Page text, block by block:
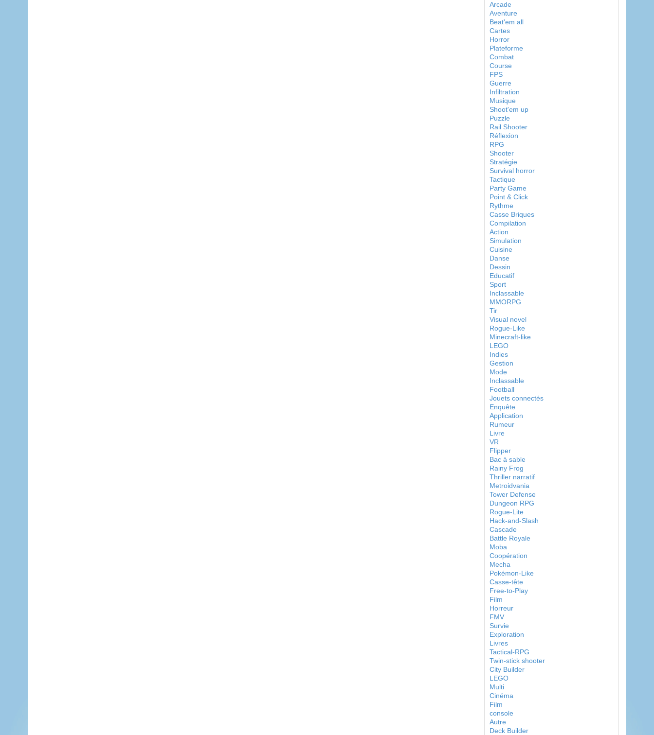
Arcade
Aventure
Beat'em all
Cartes
Horror
Plateforme
Combat
Course
FPS
Guerre
Infiltration
Musique
Shoot'em up
Puzzle
Rail Shooter
Réflexion
RPG
Shooter
Stratégie
Survival horror
Tactique
Party Game
Point & Click
Rythme
Casse Briques
Compilation
Action
Simulation
Cuisine
Danse
Dessin
Educatif
Sport
Inclassable
MMORPG
Tir
Visual novel
Rogue-Like
Minecraft-like
LEGO
Indies
Gestion
Mode
Inclassable
Football
Jouets connectés
Enquête
Application
Rumeur
Livre
VR
Flipper
Bac à sable
Rainy Frog
Thriller narratif
Metroidvania
Tower Defense
Dungeon RPG
Rogue-Lite
Hack-and-Slash
Cascade
Battle Royale
Moba
Coopération
Mecha
Pokémon-Like
Casse-tête
Free-to-Play
Film
Horreur
FMV
Survie
Exploration
Livres
Tactical-RPG
Twin-stick shooter
City Builder
LEGO
Multi
Cinéma
Film
console
Autre
Deck Builder